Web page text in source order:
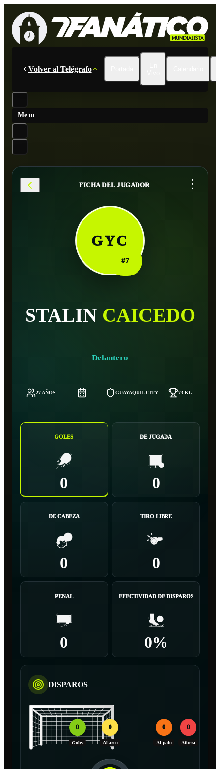
Volver al Telégrafo
Menu
FICHA DEL JUGADOR ...
GYC
#7
STALIN CAICEDO
Delantero
27 AÑOS - GUAYAQUIL CITY 73 KG
GOLES
0
DE JUGADA
0
DE CABEZA
0
TIRO LIBRE
0
PENAL
0
EFECTIVIDAD DE DISPAROS
0%
DISPAROS
0
Goles
0
Al arco
0
Al palo
0
Afuera